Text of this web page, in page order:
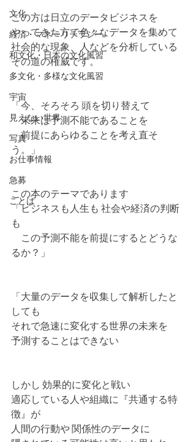
文化
経済・マネーリテラシー
和文化・日本の文化風習
多文化・多様な文化風習
宇宙
見えない世界
写真
お仕事情報
急募
ことば
この方は日立のデータビジネスを
やってきた方で色々なデータを集めて
社会的な現象、人などを分析している
その道の権威です。
「今、そろそろ 頭を切り替えて
未来は予測不能であることを
前提にあらゆることを考え直そ
う。」
この本のテーマであります
「ビジネスも人生も 社会や経済の判断
も
この予測不能を前提にするとどうな
るか？」
「大量のデータを収集して解析したと
しても
それで急速に変化する世界の未来を
予測することはできない
しかし 効果的に変化と戦い
適応している人や組織に『共通する特
徴』が
人間の行動や 関係性のデータに